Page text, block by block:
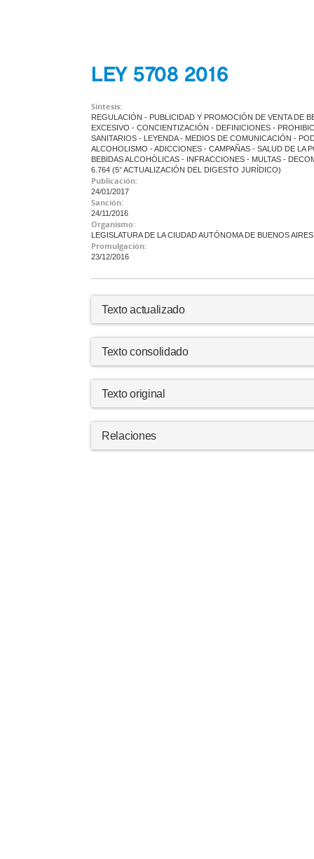
LEY 5708 2016
Síntesis:
REGULACIÓN - PUBLICIDAD Y PROMOCIÓN DE VENTA DE
EXCESIVO - CONCIENTIZACIÓN - DEFINICIONES -
SANITARIOS - LEYENDA - MEDIOS DE COMUNICACIÓN -
ALCOHOLISMO - ADICCIONES - CAMPAÑAS - SALUD DE
BEBIDAS ALCOHÓLICAS - INFRACCIONES - MULTAS -
6.764 (5° ACTUALIZACIÓN DEL DIGESTO JURÍDICO)
Publicación:
24/01/2017
Sanción:
24/11/2016
Organismo:
LEGISLATURA DE LA CIUDAD AUTÓNOMA DE BUENOS AIRES
Promulgación:
23/12/2016
Texto actualizado
Texto consolidado
Texto original
Relaciones